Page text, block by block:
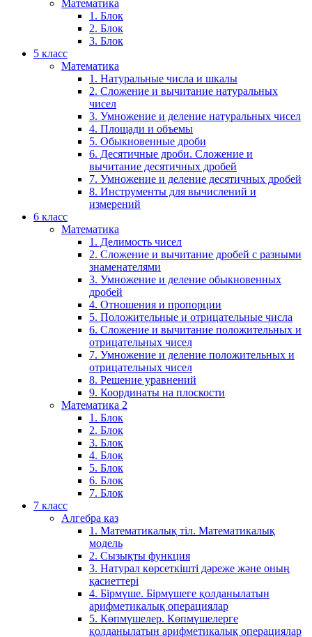
Математика
1. Блок
2. Блок
3. Блок
5 класс
Математика
1. Натуральные числа и шкалы
2. Сложение и вычитание натуральных
чисел
3. Умножение и деление натуральных чисел
4. Площади и объемы
5. Обыкновенные дроби
6. Десятичные дроби. Сложение и
вычитание десятичных дробей
7. Умножение и деление десятичных дробей
8. Инструменты для вычислений и
измерений
6 класс
Математика
1. Делимость чисел
2. Сложение и вычитание дробей с разными
знаменателями
3. Умножение и деление обыкновенных
дробей
4. Отношения и пропорции
5. Положительные и отрицательные числа
6. Сложение и вычитание положительных и
отрицательных чисел
7. Умножение и деление положительных и
отрицательных чисел
8. Решение уравнений
9. Координаты на плоскости
Математика 2
1. Блок
2. Блок
3. Блок
4. Блок
5. Блок
6. Блок
7. Блок
7 класс
Алгебра каз
1. Математикалық тіл. Математикалық
модель
2. Сызықты функция
3. Натурал көрсеткішті дәреже және оның
қасиеттері
4. Бірмүше. Бірмүшеге қолданылатын
арифметикалық операциялар
5. Көпмүшелер. Көпмүшелерге
қолданылатын арифметикалық операциялар